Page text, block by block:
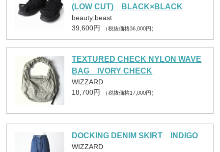
(LOW CUT) BLACK×BLACK
beauty:beast
39,600円
（税抜価格36,000円）
TEXTURED CHECK NYLON WAVE
BAG IVORY CHECK
WIZZARD
18,700円
（税抜価格17,000円）
DOCKING DENIM SKIRT INDIGO
WIZZARD